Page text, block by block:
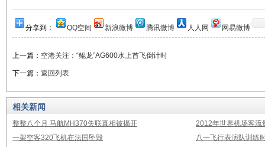
分享到： QQ空间 新浪微博 腾讯微博 人人网 网易微博
上一篇： 空港关注：“鲲龙”AG600水上首飞倒计时
下一篇： 返回列表
相关新闻
整整八个月 马航MH370失联真相被揭开
2012年世界机场客流
一架空客320飞机在法国坠毁
八一飞行表演队训练